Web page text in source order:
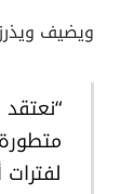
ويضيف